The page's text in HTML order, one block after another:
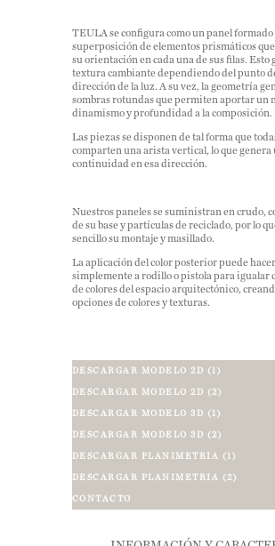
TEULA se configura como un panel formado
superposición de elementos prismáticos
su orientación en cada una de sus filas. Esto
textura cambiante dependiendo del punto
dirección de la luz. A su vez, la geometría
sombras rotundas que permiten aportar un
dinamismo y profundidad a la composición.
Las piezas se disponen de tal forma que
comparten una arista vertical, lo que genera
continuidad en esa dirección.
Nuestros paneles se suministran en crudo,
de su base y partículas de reciclado, por lo
sencillo su montaje y masillado.
La aplicación del color posterior puede
simplemente a rodillo o pistola para igualar
de colores del espacio arquitectónico,
opciones de colores y texturas.
DESCARGAR MODELO 2D (1)
DESCARGAR MODELO 2D (2)
DESCARGAR MODELO 3D (1)
DESCARGAR MODELO 3D (2)
DESCARGAR PLANIMETRIA (1)
DESCARGAR PLANIMETRIA (2)
CONTACTO